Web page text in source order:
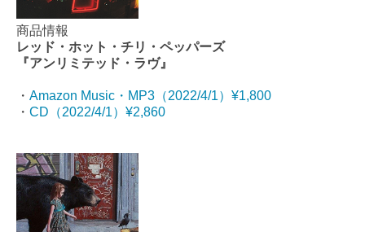
商品情報
レッド・ホット・チリ・ペッパーズ
『アンリミテッド・ラヴ』
・ Amazon Music・MP3（2022/4/1）¥1,800
・ CD（2022/4/1）¥2,860